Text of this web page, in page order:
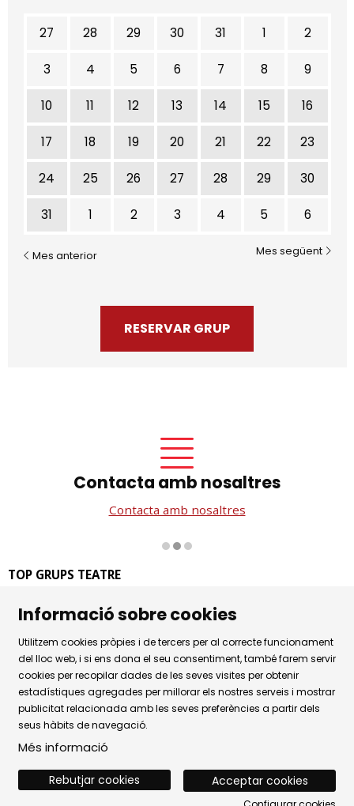
No hi ha cap activitat aquest mes
27 28 29 30 31 1 2
3 4 5 6 7 8 9
10 11 12 13 14 15 16
17 18 19 20 21 22 23
24 25 26 27 28 29 30
31 1 2 3 4 5 6
Mes anterior Mes següent
RESERVAR GRUP
Contacta amb nosaltres
Contacta amb nosaltres
TOP GRUPS TEATRE
08002 Barcelona
Tel. 93 441 39 79
Horari d'atenció: de dilluns a dijous de 9.30h a 17.30h i
divendres de 9.30 a 14.30h.
Sitemap | Avís Legal | Ús de Cookies
|
Política de privacitat
|
Informació sobre cookies
Utilitzem cookies pròpies i de tercers per al correcte funcionament
del lloc web, i si ens dona el seu consentiment, també farem servir
cookies per recopilar dades de les seves visites per obtenir
estadístiques agregades per millorar els nostres serveis i mostrar
publicitat relacionada amb les seves preferències a partir dels
seus hàbits de navegació.
Més informació
Acceptar cookies
Rebutjar cookies